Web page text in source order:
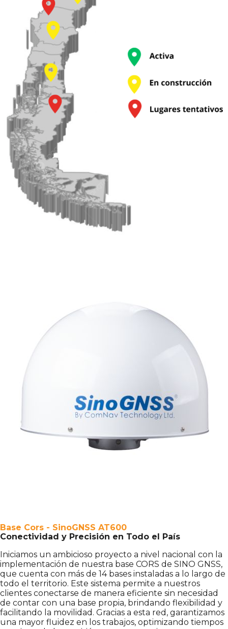
Base Cors - SinoGNSS AT600
Conectividad y Precisión en Todo el País
Iniciamos un ambicioso proyecto a nivel nacional con la
implementación de nuestra base CORS de SINO GNSS,
que cuenta con más de 14 bases instaladas a lo largo de
todo el territorio. Este sistema permite a nuestros
clientes conectarse de manera eficiente sin necesidad
de contar con una base propia, brindando flexibilidad y
facilitando la movilidad. Gracias a esta red, garantizamos
una mayor fluidez en los trabajos, optimizando tiempos